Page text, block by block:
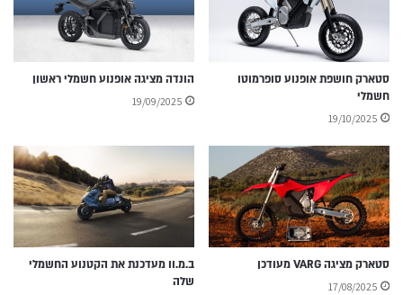
סטארק חושפת אופנוע סופרמוטו
חשמלי
19/10/2025
הונדה מציגה אופנוע חשמלי ראשון
19/09/2025
סטארק מציגה VARG מעודכן
17/08/2025
ב.מ.וו מעדכנת את הקטנוע החשמלי
שלה